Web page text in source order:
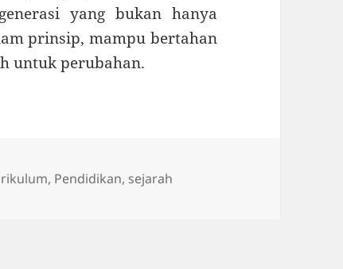
yang bukan hanya
prinsip, mampu bertahan
untuk perubahan.
, Pendidikan, sejarah